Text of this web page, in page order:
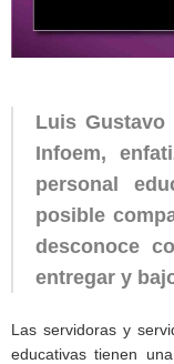
Luis Gustavo
Infoem,
personal
posible
desconoce
entregar y
Las servidoras y
educativas tienen